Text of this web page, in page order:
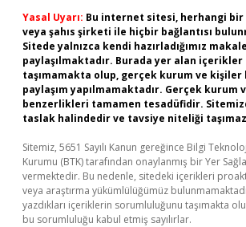
Yasal Uyarı: Bu internet sitesi, herhangi bir
veya şahıs şirketi ile hiçbir bağlantısı
Sitede yalnızca kendi hazırladığımız
paylaşılmaktadır. Burada yer alan
taşımamakta olup, gerçek kurum ve kişiler
paylaşım yapılmamaktadır. Gerçek kurum
benzerlikleri tamamen tesadüfidir.
taslak halindedir ve tavsiye niteliği
Sitemiz, 5651 Sayılı Kanun gereğince Bilgi
Kurumu (BTK) tarafından onaylanmış bir Yer
vermektedir. Bu nedenle, sitedeki içerikleri
veya araştırma yükümlülüğümüz
yazdıkları içeriklerin sorumluluğunu taşımakta
bu sorumluluğu kabul etmiş sayılırlar.